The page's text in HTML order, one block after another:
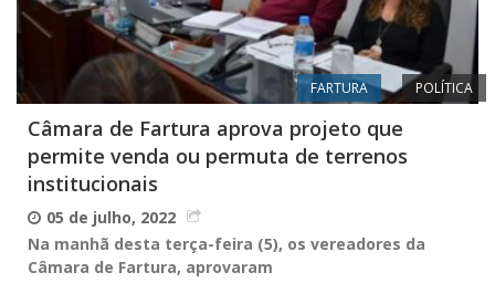
FARTURA POLÍTICA
Câmara de Fartura aprova projeto que
permite venda ou permuta de terrenos
institucionais
05 de julho, 2022
Na manhã desta terça-feira (5), os vereadores da
Câmara de Fartura, aprovaram